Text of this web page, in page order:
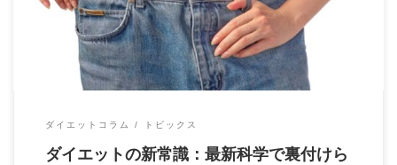
ダイエットコラム トピックス
ダイエットの新常識：最新科学で裏付けら